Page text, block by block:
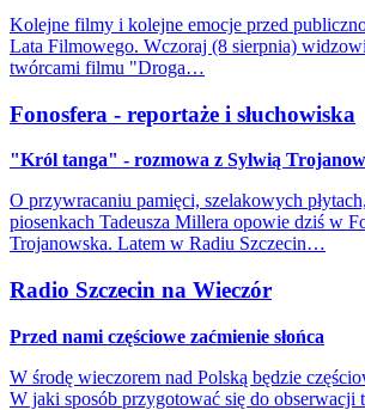
Kolejne filmy i kolejne emocje przed
Lata Filmowego. Wczoraj (8 sierpnia)
twórcami filmu "Droga…
Fonosfera - reportaże i słuchowiska
"Król tanga" - rozmowa z Sylwią
O przywracaniu pamięci, szelakowych
piosenkach Tadeusza Millera opowie dziś w
Trojanowska. Latem w Radiu Szczecin…
Radio Szczecin na Wieczór
Przed nami częściowe zaćmienie słońca
W środę wieczorem nad Polską będzie
W jaki sposób przygotować się do obserwacji